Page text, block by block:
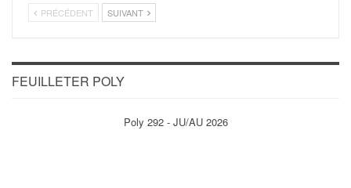
PRÉCÉDENT SUIVANT
FEUILLETER POLY
Poly 292 - JU/AU 2026